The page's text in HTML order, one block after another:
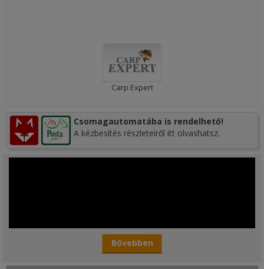
Carp Expert
Csomagautomatába is rendelhető!
A kézbesítés részleteiről itt olvashatsz.
Bővebben